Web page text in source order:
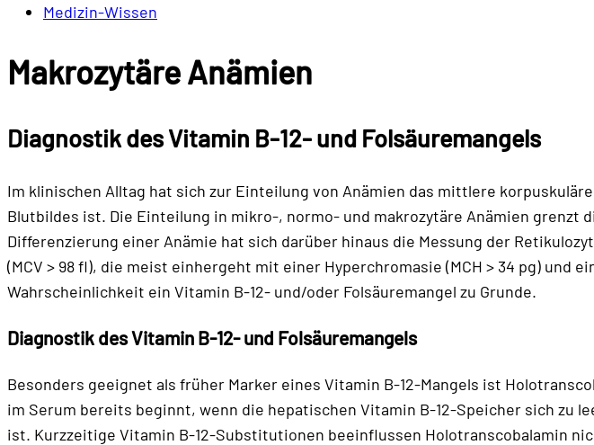
Medizin-Wissen
Makrozytäre Anämien
Diagnostik desVitamin B-12- und Folsäuremangels
Im klinischen Alltag hat sich zur Einteilung von Anämien das mittlere
Blutbildes ist. Die Einteilung in mikro-, normo- und makrozytäre Anämien grenzt
Differenzierung einer Anämie hat sich darüber hinaus die Messung der
(MCV > 98 fl), die meist einhergeht mit einer Hyperchromasie (MCH > 34 pg)
Wahrscheinlichkeit ein Vitamin B-12- und/oder Folsäuremangel zu Grunde.
Diagnostik des Vitamin B-12- und Folsäuremangels
Besonders geeignet als früher Marker eines Vitamin B-12-Mangels ist
im Serum bereits beginnt, wenn die hepatischen Vitamin B-12-Speicher sich zu
ist. Kurzzeitige Vitamin B-12-Substitutionen beeinflussen Holotranscobalamin